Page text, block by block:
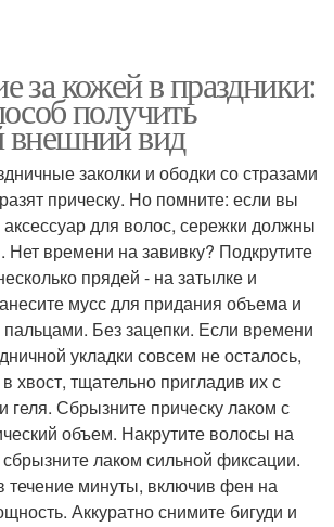
за кожей в праздники:
получить
внешний вид
заколки и ободки со стразами
прическу. Но помните: если вы
для волос, сережки должны
Нет времени на завивку? Подкрутите
прядей - на затылке и
мусс для придания объема и
пальцами. Без зацепки. Если времени
укладки совсем не осталось,
хвост, тщательно пригладив их с
геля. Сбрызните прическу лаком с
объем. Накрутите волосы на
лаком сильной фиксации.
течение минуты, включив фен на
Аккуратно снимите бигуди и